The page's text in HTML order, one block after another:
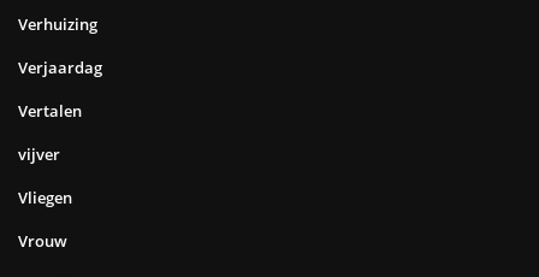
Verhuizing
Verjaardag
Vertalen
vijver
Vliegen
Vrouw